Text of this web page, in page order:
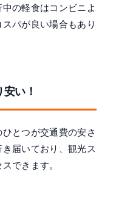
の軽食はコンビニよ
パが良い場合もあり
い！
とつが交通費の安さ
届いており、観光ス
できます。